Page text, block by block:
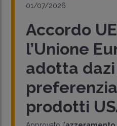
01/07/2026
Accordo
l’Unione
adotta dazi
prodotti